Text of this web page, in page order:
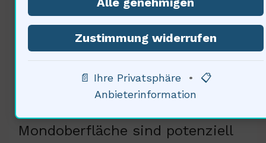
Dieüber die Mondgeologie stellen
uns vor soziale
Mondoberfläche sind potenziell
Zustimmung widerrufen
📄 Ihre Privatsphäre • 📋
Anbieterinformation